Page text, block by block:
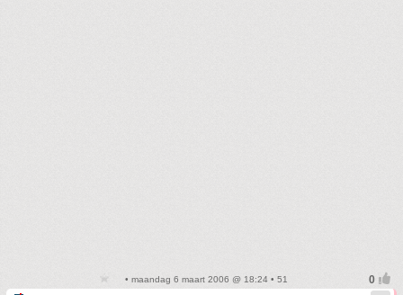
• maandag 6 maart 2006 @ 18:24 • 51